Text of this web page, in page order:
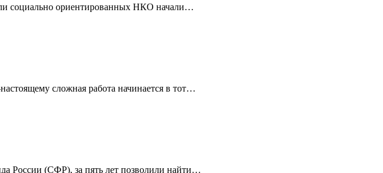
социально ориентированных НКО начали…
сложная работа начинается в тот…
России (СФР), за пять лет позволили найти…